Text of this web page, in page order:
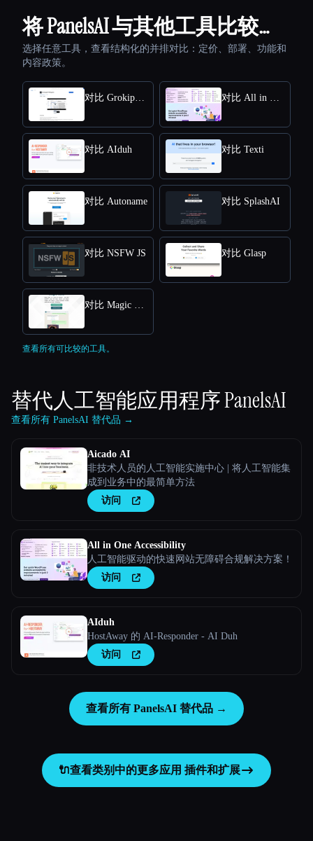
将 PanelsAI 与其他工具比较…
选择任意工具，查看结构化的并排对比：定价、部署、功能和
内容政策。
对比 Grokipedia VS Wikipedia 对比 All in One Accessibility
对比 AIduh 对比 Texti
对比 Autoname 对比 SplashAI
对比 NSFW JS 对比 Glasp
对比 Magic Mate
查看所有可比较的工具。
替代人工智能应用程序PanelsAI
查看所有 PanelsAI 替代品 →
Aicado AI
非技术人员的人工智能实施中心 | 将人工智能集
成到业务中的最简单方法
访问
All in One Accessibility
人工智能驱动的快速网站无障碍合规解决方案！
访问
AIduh
HostAway 的 AI-Responder - AI Duh
访问
查看所有 PanelsAI 替代品 →
🔌查看类别中的更多应用 插件和扩展